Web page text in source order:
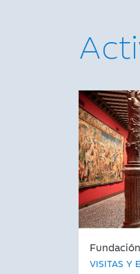
VISITAS Y